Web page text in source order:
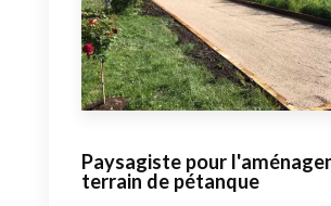
Paysagiste pour
terrain de pétanque